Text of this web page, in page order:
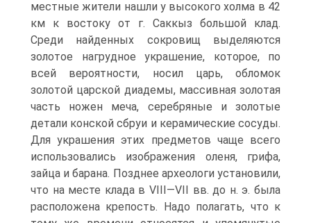
местные жители нашли у высокого холма в 42
км к востоку от г. Саккыз большой клад.
Среди найденных сокровищ выделяются
золотое нагрудное украшение, которое, по
всей вероятности, носил царь, обломок
золотой царской диадемы, массивная золотая
часть ножен меча, серебряные и золотые
детали конской сбруи и керамические сосуды.
Для украшения этих предметов чаще всего
использовались изображения оленя, грифа,
зайца и барана. Позднее археологи установили,
что на месте клада в VIII—VII вв. до н. э. была
расположена крепость. Надо полагать, что к